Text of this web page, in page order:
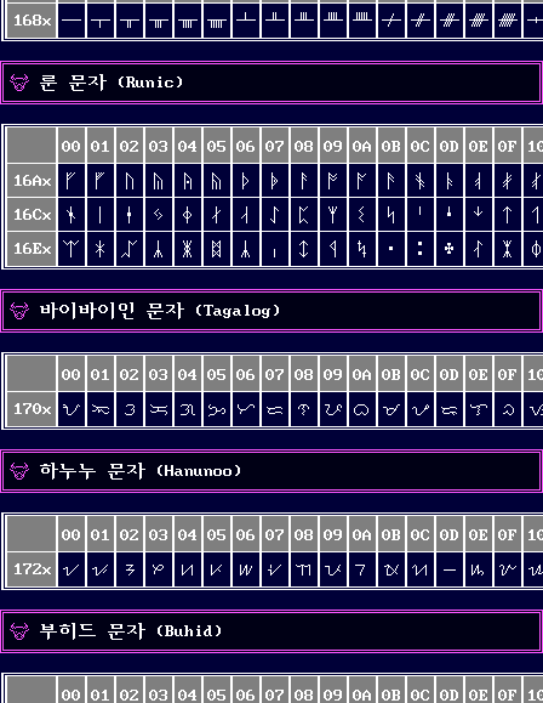
168x
ᚁ ᚂ ᚃ ᚄ ᚅ ᚆ ᚇ ᚈ ᚉ ᚊ ᚋ ᚌ ᚍ ᚎ ᚏ
룬 문자 (Runic)
00 01 02 03 04 05 06 07 08 09 0A 0B 0C 0D 0E 0F
16Ax
ᚠ ᚡ ᚢ ᚣ ᚤ ᚥ ᚦ ᚧ ᚨ ᚩ ᚪ ᚫ ᚬ ᚭ ᚮ ᚯ
ᚰ
16Cx
ᛀ ᛂ ᛃ ᛄ ᛅ ᛆ ᛇ ᛈ ᛉ ᛊ ᛋ ᛌ ᛍ ᛎ ᛏ
ᛐ
16Ex
ᛠ ᛡ ᛢ ᛣ ᛤ ᛥ ᛦ ᛧ ᛨ ᛩ ᛪ ᛫ ᛬ ᛭ ᛮ ᛯ ᛰ
바이바이인 문자 (Tagalog)
00 01 02 03 04 05 06 07 08 09 0A 0B 0C 0D 0E 0F
170x
ᜀ ᜁ ᜂ ᜃ ᜄ ᜅ ᜆ ᜇ ᜈ ᜉ ᜊ ᜋ ᜌ ᜍ ᜎ ᜏ
하누누 문자 (Hanunoo)
00 01 02 03 04 05 06 07 08 09 0A 0B 0C 0D 0E 0F
172x
ᜠ ᜡ ᜢ ᜣ ᜤ ᜥ ᜦ ᜧ ᜨ ᜩ ᜪ ᜫ ᜬ ᜭ ᜮ ᜯ
부히드 문자 (Buhid)
00 01 02 03 04 05 06 07 08 09 0A 0B 0C 0D 0E 0F